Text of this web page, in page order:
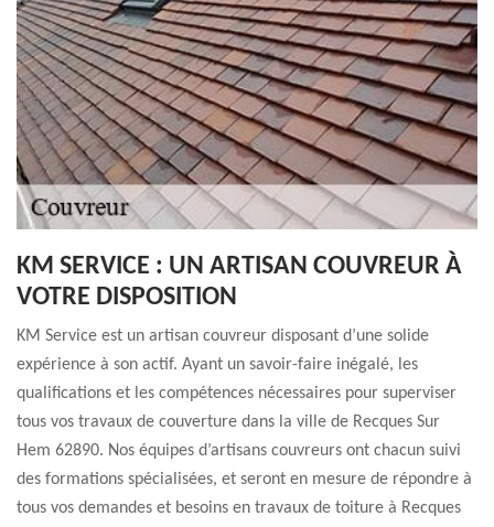
KM SERVICE : UN ARTISAN COUVREUR À
VOTRE DISPOSITION
KM Service est un artisan couvreur disposant d’une solide
expérience à son actif. Ayant un savoir-faire inégalé, les
qualifications et les compétences nécessaires pour superviser
tous vos travaux de couverture dans la ville de Recques Sur
Hem 62890. Nos équipes d’artisans couvreurs ont chacun suivi
des formations spécialisées, et seront en mesure de répondre à
tous vos demandes et besoins en travaux de toiture à Recques